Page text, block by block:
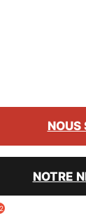
NOUS
NOTRE